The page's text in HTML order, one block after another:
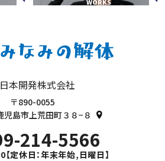
WORKS
本開発株式会社
〒890-0055
児島市上荒田町３８−８
214-5566
【定休日：年末年始,日曜日】